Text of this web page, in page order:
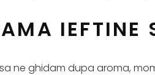
IEFTINE
ne ghidam dupa aroma,